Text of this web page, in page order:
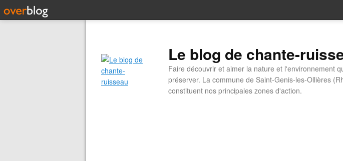
Le blog de chante-
Faire découvrir et aimer la nature et l'environnement
préserver. La commune de Saint-Genis-les-Ollières
constituent nos principales zones d'action.